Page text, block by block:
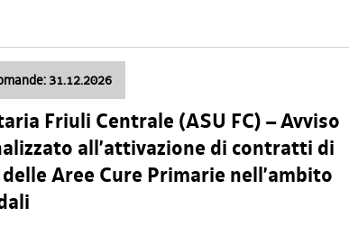
31.12.2026
Friuli Centrale (ASU FC) – Avviso
all’attivazione di contratti di
Aree Cure Primarie nell’ambito